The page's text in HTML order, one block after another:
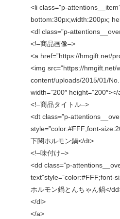
<li class=”p-
bottom:30px;width:200px;
<dl class=”p-
<!–商品画像–>
<a href=”https://hmgift.net/
<img src=”https://hmgift.net/
content/uploads/2015/01/
width=”200″ height=”200″></
<!–商品タイトル–>
<dt class=”p-
style=”color:#FFF;font-
下関ホルモン鍋</dt>
<!–味付け–>
<dd class=”p-
text”style=”color:#FFF;font-
ホルモン鍋とんちゃん鍋</
</dl>
</a>